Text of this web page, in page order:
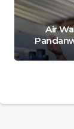
Air